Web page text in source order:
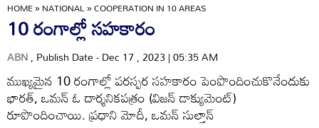
HOME»NATIONAL»COOPERATION IN 10 AREAS
10 రంగాల్లో సహకారం
ABN, Publish Date - Dec 17 , 2023 | 05:35 AM
ముఖ్యమైన 10 రంగాల్లో పరస్పర సహకారం పెంపొందించుకొనేందుకు
భారత్‌, ఒమన్‌ ఓ దార్శనికపత్రం (విజన్‌ డాక్యుమెంట్‌)
రూపొందించాయి. ప్రధాని మోదీ, ఒమన్‌ సుల్తాన్‌